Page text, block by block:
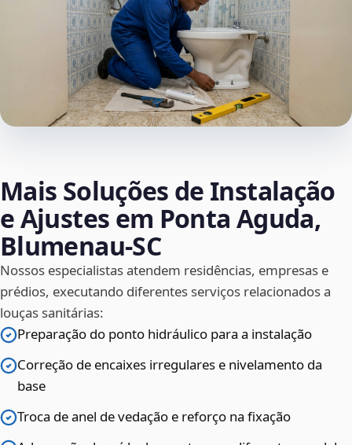
Mais Soluções de Instalação
e Ajustes em Ponta Aguda,
Blumenau‑SC
Nossos especialistas atendem residências, empresas e
prédios, executando diferentes serviços relacionados a
louças sanitárias:
Preparação do ponto hidráulico para a instalação
Correção de encaixes irregulares e nivelamento da
base
Troca de anel de vedação e reforço na fixação